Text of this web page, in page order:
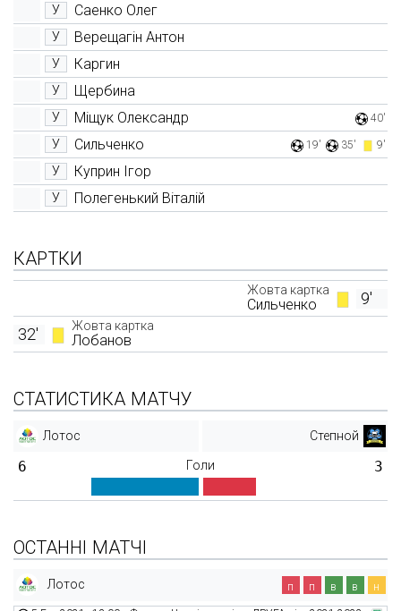
У Саенко Олег
У Верещагін Антон
У Каргин
У Щербина
У Міщук Олександр 40'
У Сильченко 19' 35' 9'
У Куприн Ігор
У Полегенький Віталій
КАРТКИ
9'
Жовта картка
Сильченко
Жовта картка
Лобанов
32'
СТАТИСТИКА МАТЧУ
Лотос Степной
6 Голи 3
ОСТАННІ МАТЧІ
Лотос п п в в н